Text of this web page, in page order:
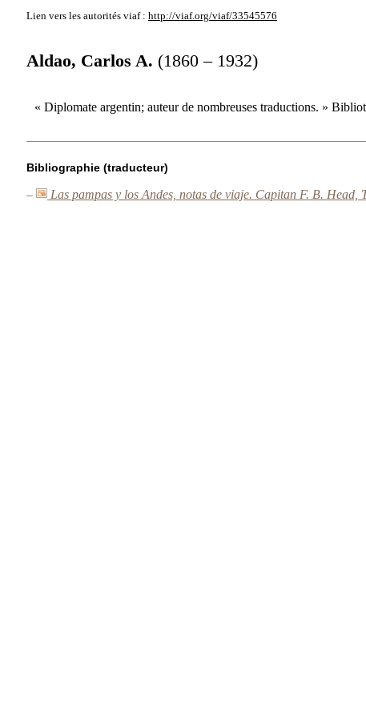
Lien vers les autorités viaf : http://viaf.org/viaf/33545576
Aldao, Carlos A. (1860 – 1932)
« Diplomate argentin; auteur de nombreuses traductions. »
Bibliographie (traducteur)
– Las pampas y los Andes, notas de viaje. Capitan F. B.